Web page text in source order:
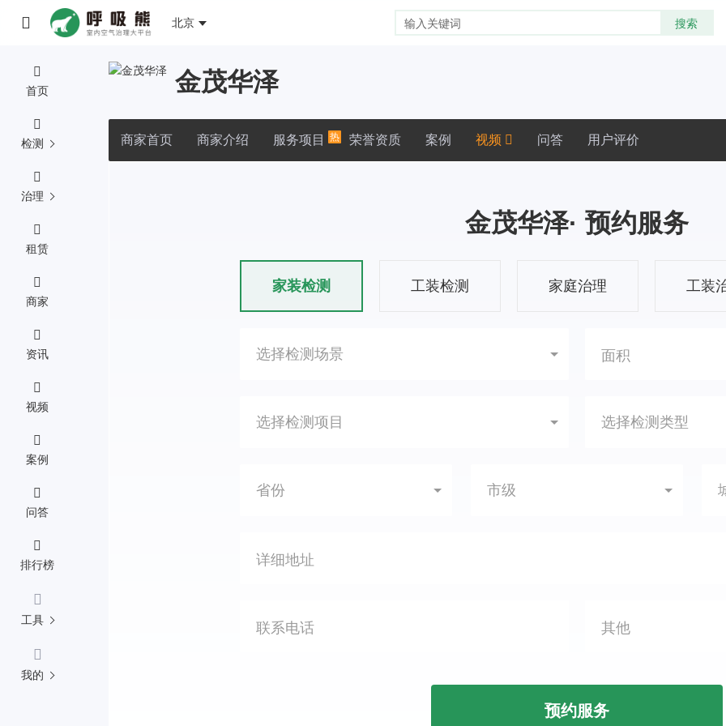
北京
首页
检测
治理
租赁
商家
资讯
视频
案例
问答
排行榜
工具
我的
金茂华泽
商家首页 商家介绍 服务项目 热 荣誉资质 案例 视频 问答 用户评价
金茂华泽· 预约服务
家装检测 工装检测 家庭治理 工装
选择检测场景
选择检测项目 选择检测类型
省份 市级
预约服务